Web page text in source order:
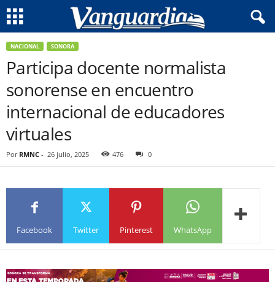
NACIONAL SONORA
Participa docente normalista
sonorense en encuentro
internacional de educadores
virtuales
Por RMNC - 26 julio, 2025 476 0
Facebook Twitter Pinterest WhatsApp